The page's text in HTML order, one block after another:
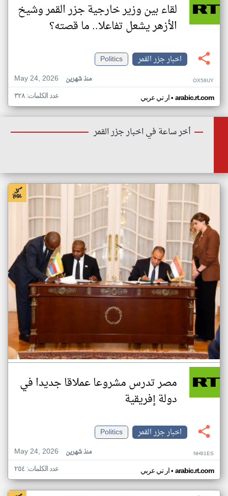
لقاء بين وزير خارجية جزر القمر وشيخ
الأزهر يشعل تفاعلا.. ما قصته؟
اخبار جزر القمر
Politics
May 24, 2026
منذ شهرين OX58UY
ار تي عربي• arabic.rt.com عدد الكلمات: ٣٢٨
أخر ساعة في اخبار جزر القمر
مصر تدرس مشروعا عملاقا جديدا في
دولة إفريقية
اخبار جزر القمر
Politics
May 24, 2026
منذ شهرين NH91ES
ار تي عربي• arabic.rt.com عدد الكلمات: ٢٥٤